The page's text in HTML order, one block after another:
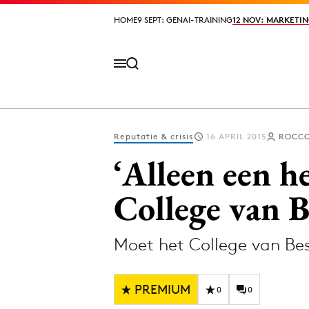
HOME9 SEPT: GENAI-TRAINING12 NOV:
HOME9 SEPT: GENAI-TRAINING12 NOV:
Design
Diversiteit
Reputatie & crisis 16 APRIL 2015
‘Alleen een
College van
Moet het College van
PREMIUM 0 0